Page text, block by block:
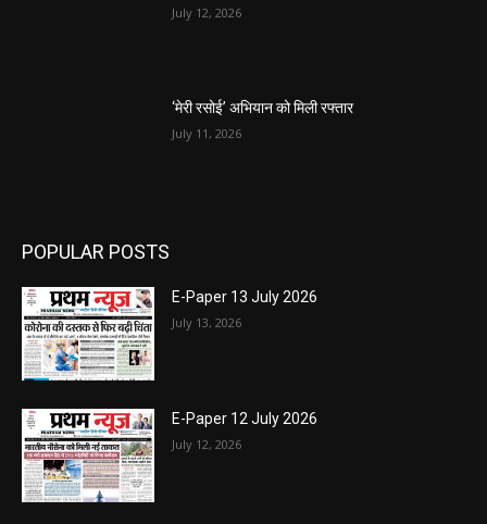
July 12, 2026
‘मेरी रसोई’ अभियान को मिली रफ्तार
July 11, 2026
POPULAR POSTS
E-Paper 13 July 2026
July 13, 2026
E-Paper 12 July 2026
July 12, 2026